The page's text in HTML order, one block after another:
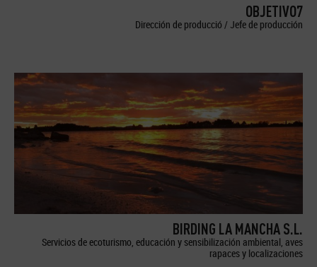
OBJETIVO7
Dirección de producció / Jefe de producción
BIRDING LA MANCHA S.L.
Servicios de ecoturismo, educación y sensibilización ambiental, aves
rapaces y localizaciones